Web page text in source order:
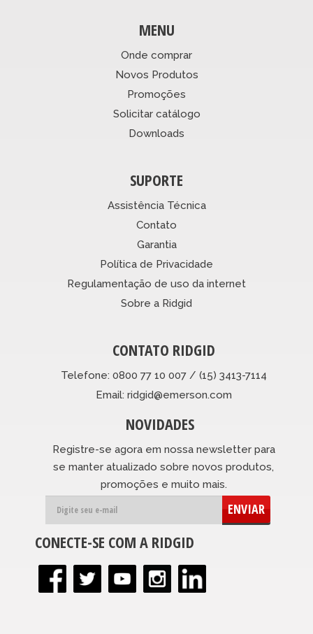
MENU
Onde comprar
Novos Produtos
Promoções
Solicitar catálogo
Downloads
SUPORTE
Assistência Técnica
Contato
Garantia
Política de Privacidade
Regulamentação de uso da internet
Sobre a Ridgid
CONTATO RIDGID
Telefone: 0800 77 10 007 / (15) 3413-7114
Email: ridgid@emerson.com
NOVIDADES
Registre-se agora em nossa newsletter para
se manter atualizado sobre novos produtos,
promoções e muito mais.
ENVIAR
CONECTE-SE COM A RIDGID